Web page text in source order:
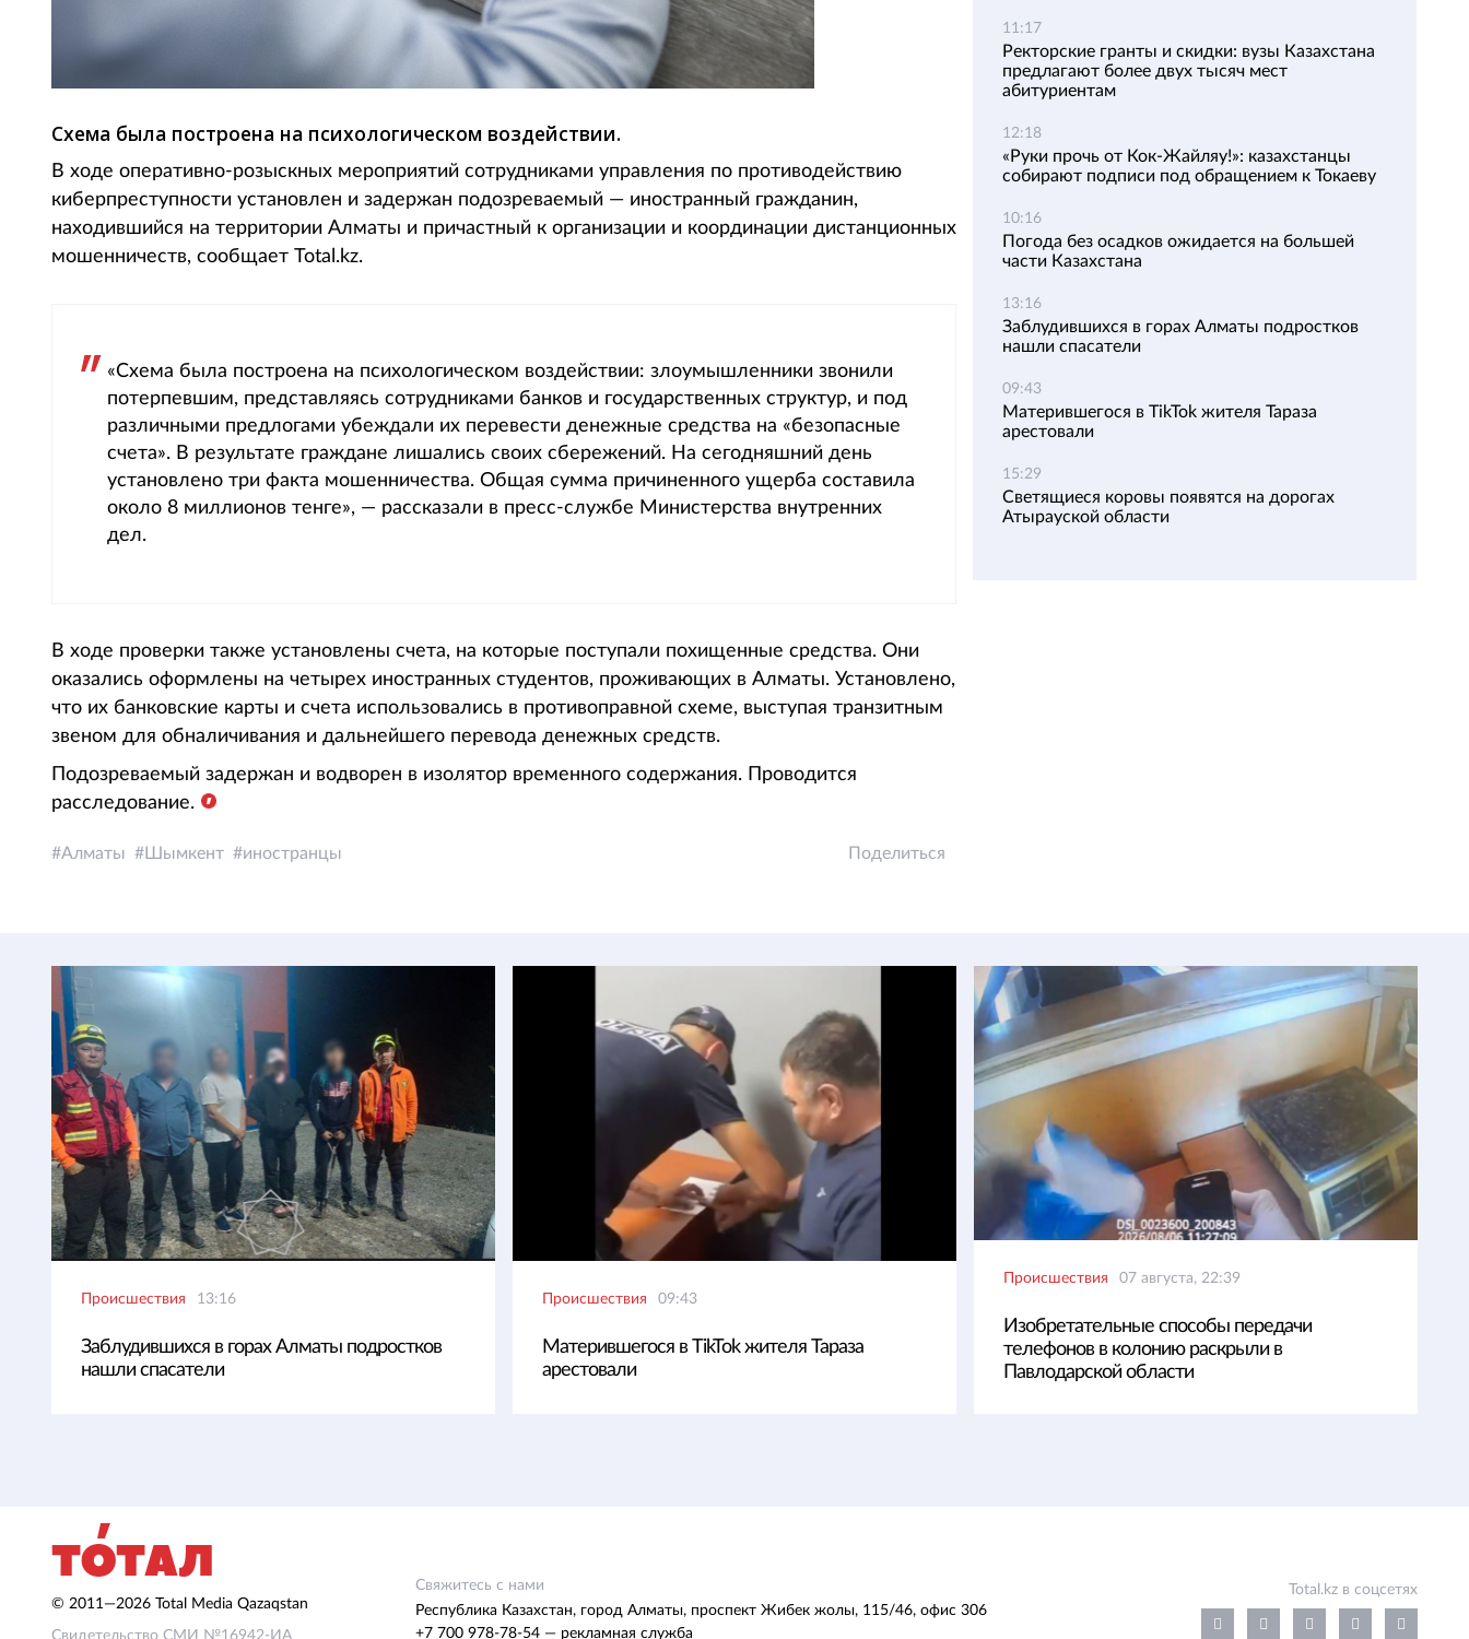
Схема была построена на психологическом воздействии.
В ходе оперативно-розыскных мероприятий сотрудниками управления по противодействию
киберпреступности установлен и задержан подозреваемый — иностранный гражданин,
находившийся на территории Алматы и причастный к организации и координации дистанционных
мошенничеств, сообщает Total.kz.
«Схема была построена на психологическом воздействии: злоумышленники звонили
потерпевшим, представляясь сотрудниками банков и государственных структур, и под
различными предлогами убеждали их перевести денежные средства на «безопасные
счета». В результате граждане лишались своих сбережений. На сегодняшний день
установлено три факта мошенничества. Общая сумма причиненного ущерба составила
около 8 миллионов тенге», — рассказали в пресс-службе Министерства внутренних
дел.
В ходе проверки также установлены счета, на которые поступали похищенные средства. Они
оказались оформлены на четырех иностранных студентов, проживающих в Алматы. Установлено,
что их банковские карты и счета использовались в противоправной схеме, выступая транзитным
звеном для обналичивания и дальнейшего перевода денежных средств.
Подозреваемый задержан и водворен в изолятор временного содержания. Проводится
расследование.
Алматы Шымкент иностранцы Поделиться
11:17
Ректорские гранты и скидки: вузы Казахстана
предлагают более двух тысяч мест
абитуриентам
12:18
«Руки прочь от Кок-Жайляу!»: казахстанцы
собирают подписи под обращением к Токаеву
10:16
Погода без осадков ожидается на большей
части Казахстана
13:16
Заблудившихся в горах Алматы подростков
нашли спасатели
09:43
Матерившегося в TikTok жителя Тараза
арестовали
15:29
Светящиеся коровы появятся на дорогах
Атырауской области
Происшествия 13:16
Заблудившихся в горах Алматы подростков
нашли спасатели
Происшествия 09:43
Матерившегося в TikTok жителя Тараза
арестовали
Происшествия 07 августа, 22:39
Изобретательные способы передачи
телефонов в колонию раскрыли в
Павлодарской области
© 2011—2026 Total Media Qazaqstan
Свидетельство СМИ №16942-ИА
Свяжитесь с нами
Республика Казахстан, город Алматы, проспект Жибек жолы, 115/46, офис 306
+7 700 978-78-54 — рекламная служба
Total.kz в соцсетях